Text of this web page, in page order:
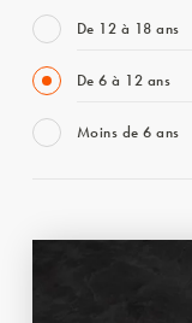
De 12 à 18 ans
De 6 à 12 ans
Moins de 6 ans